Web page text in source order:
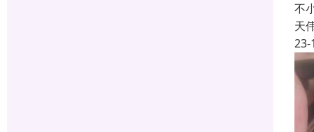
不
天
23-